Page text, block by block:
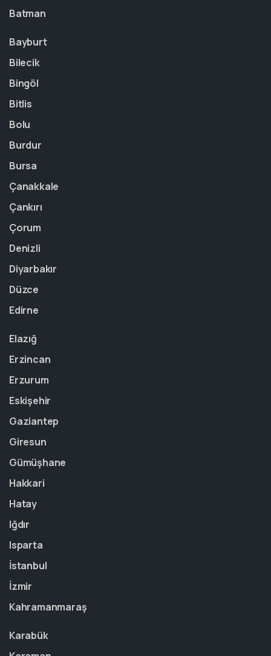
Batman
Bayburt
Bilecik
Bingöl
Bitlis
Bolu
Burdur
Bursa
Çanakkale
Çankırı
Çorum
Denizli
Diyarbakır
Düzce
Edirne
Elazığ
Erzincan
Erzurum
Eskişehir
Gaziantep
Giresun
Gümüşhane
Hakkari
Hatay
Iğdır
Isparta
İstanbul
İzmir
Kahramanmaraş
Karabük